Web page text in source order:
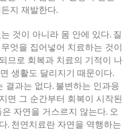
지 재발한다.
것이 아니라 몸 안에 있다. 질
엇을 집어넣어 치료하는 것이
므로 회복과 치료의 기적이 나
생활도 달리지기 때문이다.
결과는 없다. 불변하는 인과응
면 그 순간부터 회복이 시작된
자연을 거스르지 않는다. 오
. 천연치료란 자연을 역행하는